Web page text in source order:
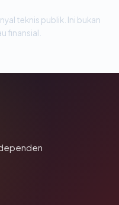
teknis publik. Ini bukan
finansial.